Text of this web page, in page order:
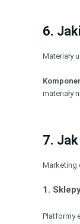
6.
Materiały
materiały
7.
Marketing
1.
Platformy